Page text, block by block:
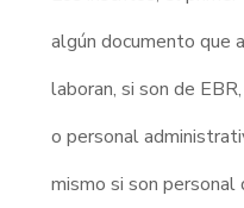
algún documento que
laboran, si son de
o personal
mismo si son personal